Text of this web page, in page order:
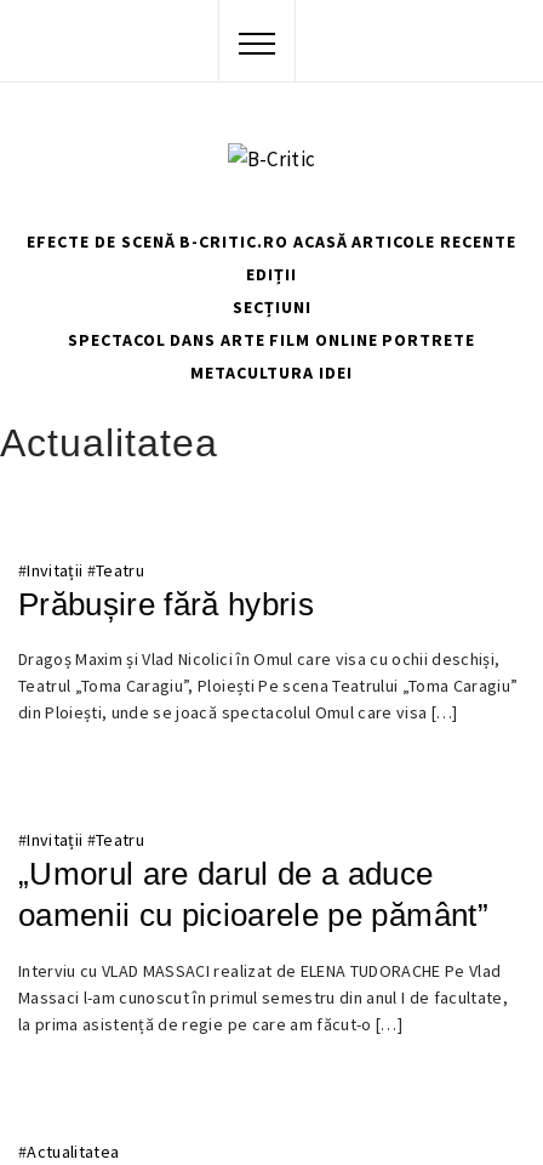
EFECTE DE SCENĂ B-CRITIC.RO ACASĂ ARTICOLE RECENTE
EDIȚII
SECȚIUNI
SPECTACOL DANS ARTE FILM ONLINE PORTRETE
METACULTURA IDEI
ACTUALITATEA
Actualitatea
#Invitații #Teatru
Prăbușire fără hybris
31
IULIE
2026
Dragoș Maxim și Vlad Nicolici în Omul care visa cu ochii deschiși,
Teatrul „Toma Caragiu”, Ploiești Pe scena Teatrului „Toma Caragiu”
din Ploiești, unde se joacă spectacolul Omul care visa […]
#Invitații #Teatru
„Umorul are darul de a aduce
oamenii cu picioarele pe pământ”
29
IUNIE
2026
Interviu cu VLAD MASSACI realizat de ELENA TUDORACHE Pe Vlad
Massaci l-am cunoscut în primul semestru din anul I de facultate,
la prima asistență de regie pe care am făcut-o […]
#Actualitatea